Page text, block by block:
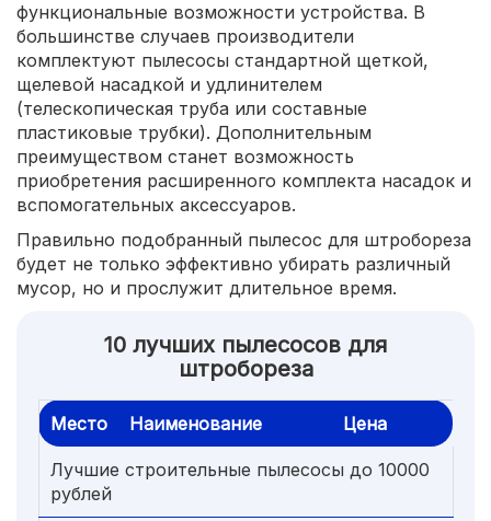
функциональные возможности устройства. В
большинстве случаев производители
комплектуют пылесосы стандартной щеткой,
щелевой насадкой и удлинителем
(телескопическая труба или составные
пластиковые трубки). Дополнительным
преимуществом станет возможность
приобретения расширенного комплекта насадок и
вспомогательных аксессуаров.
Правильно подобранный пылесос для штробореза
будет не только эффективно убирать различный
мусор, но и прослужит длительное время.
10 лучших пылесосов для
штробореза
Место Наименование Цена
Лучшие строительные пылесосы до 10000
рублей